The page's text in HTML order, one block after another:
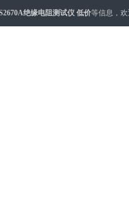
绝缘电阻测试仪 低价等信息，